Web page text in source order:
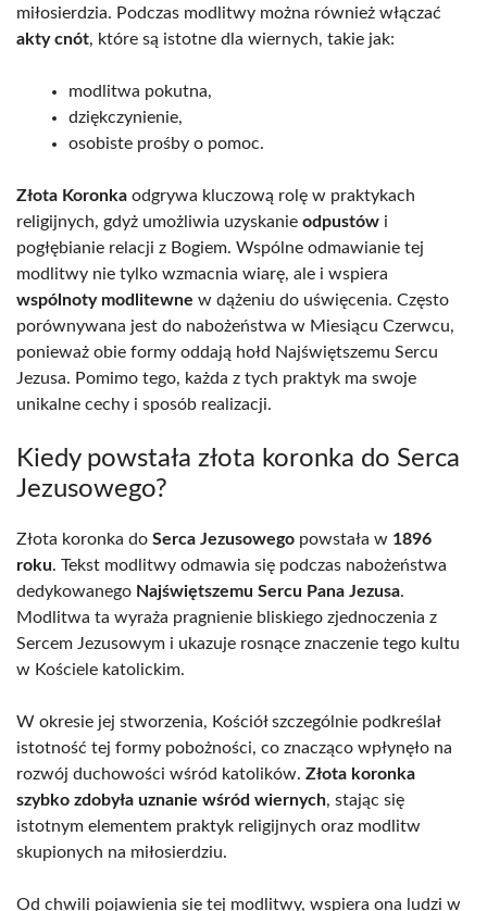
miłosierdzia. Podczas modlitwy można również włączać
akty cnót, które są istotne dla wiernych, takie jak:
modlitwa pokutna,
dziękczynienie,
osobiste prośby o pomoc.
Złota Koronka odgrywa kluczową rolę w praktykach
religijnych, gdyż umożliwia uzyskanie odpustów i
pogłębianie relacji z Bogiem. Wspólne odmawianie tej
modlitwy nie tylko wzmacnia wiarę, ale i wspiera
wspólnoty modlitewne w dążeniu do uświęcenia. Często
porównywana jest do nabożeństwa w Miesiącu Czerwcu,
ponieważ obie formy oddają hołd Najświętszemu Sercu
Jezusa. Pomimo tego, każda z tych praktyk ma swoje
unikalne cechy i sposób realizacji.
Kiedy powstała złota koronka do Serca
Jezusowego?
Złota koronka do Serca Jezusowego powstała w 1896
roku. Tekst modlitwy odmawia się podczas nabożeństwa
dedykowanego Najświętszemu Sercu Pana Jezusa.
Modlitwa ta wyraża pragnienie bliskiego zjednoczenia z
Sercem Jezusowym i ukazuje rosnące znaczenie tego kultu
w Kościele katolickim.
W okresie jej stworzenia, Kościół szczególnie podkreślał
istotność tej formy pobożności, co znacząco wpłynęło na
rozwój duchowości wśród katolików. Złota koronka
szybko zdobyła uznanie wśród wiernych, stając się
istotnym elementem praktyk religijnych oraz modlitw
skupionych na miłosierdziu.
Od chwili pojawienia się tej modlitwy, wspiera ona ludzi w